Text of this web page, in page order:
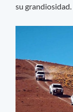
su grandiosidad.